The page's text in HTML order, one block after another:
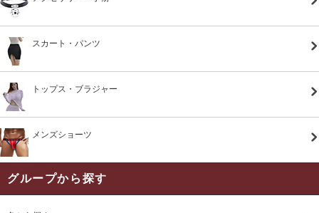
スカート・パンツ
トップス・ブラジャー
メンズショーツ
グループから探す